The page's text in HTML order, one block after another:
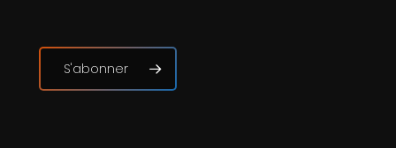
S'abonner